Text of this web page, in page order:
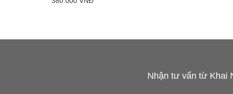
Nhận tư vấn từ Khai